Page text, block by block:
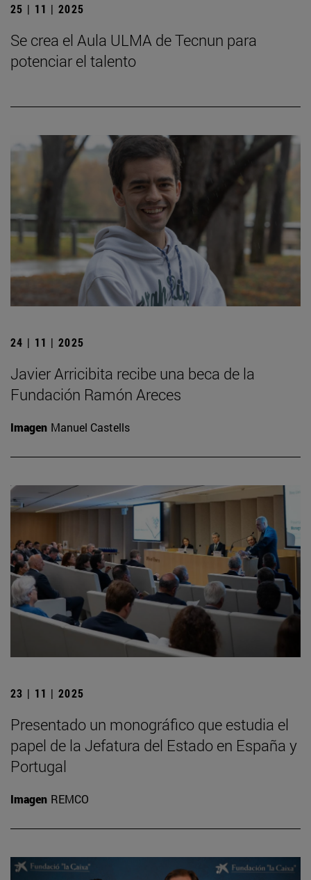
25 | 11 | 2025
Se crea el Aula ULMA de Tecnun para
potenciar el talento
24 | 11 | 2025
Javier Arricibita recibe una beca de la
Fundación Ramón Areces
Imagen Manuel Castells
23 | 11 | 2025
Presentado un monográfico que estudia el
papel de la Jefatura del Estado en España y
Portugal
Imagen REMCO